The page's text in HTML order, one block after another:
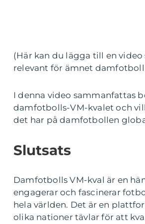
(Här kan du lägga till en video
relevant för ämnet damfotboll
I denna video sammanfattas
damfotbolls-VM-kvalet och
det har på damfotbollen
Slutsats
Damfotbolls VM-kval är en
engagerar och fascinerar
hela världen. Det är en
olika nationer tävlar för att